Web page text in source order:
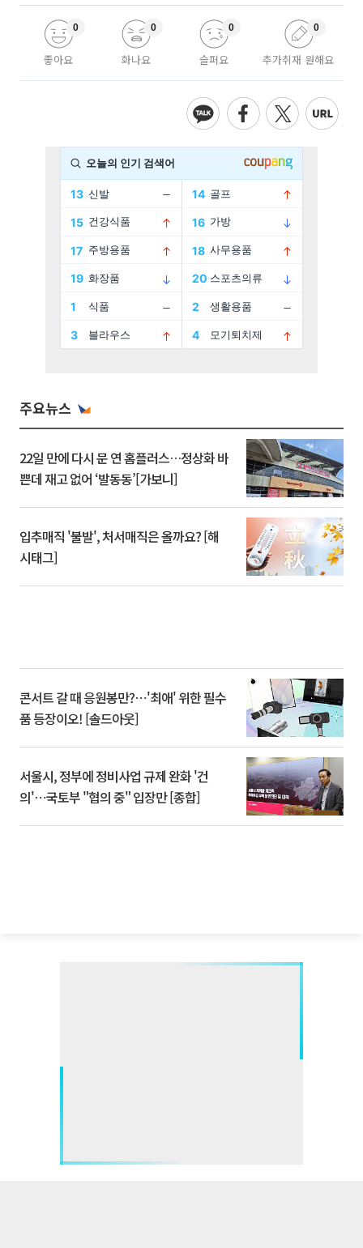
좋아요
0
화나요
0
슬퍼요
0
추가취재 원해요
0
주요뉴스
22일 만에 다시 문 연 홈플러스…정상화 바
쁜데 재고 없어 ‘발동동’[가보니]
입추매직 '불발', 처서매직은 올까요? [해
시태그]
콘서트 갈 때 응원봉만?⋯'최애' 위한 필수
품 등장이오! [솔드아웃]
서울시, 정부에 정비사업 규제 완화 '건
의'⋯국토부 "협의 중" 입장만 [종합]